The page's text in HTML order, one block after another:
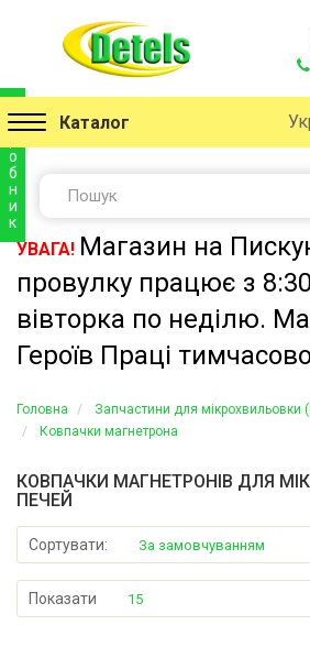
Каталог
УВАГА! Магазин на
провулку працює з
вівторка по неділю.
Героїв Праці
Головна
Запчастини для мікрохвильовки
Ковпачки магнетрона
КОВПАЧКИ МАГНЕТРОНІВ ДЛЯ
ПЕЧЕЙ
Сортувати: За замовчуванням
Показати 15
и
о
б
н
и
к